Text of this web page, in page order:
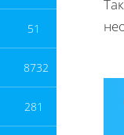
51
8732
281